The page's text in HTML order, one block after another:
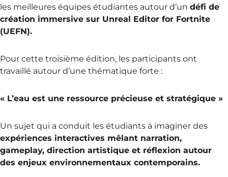
les meilleures équipes étudiantes autour d’un défi de
création immersive sur Unreal Editor for Fortnite
(UEFN).
Pour cette troisième édition, les participants ont
travaillé autour d’une thématique forte :
« L’eau est une ressource précieuse et stratégique »
Un sujet qui a conduit les étudiants à imaginer des
expériences interactives mêlant narration,
gameplay, direction artistique et réflexion autour
des enjeux environnementaux contemporains.